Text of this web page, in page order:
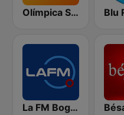
Olímpica Stereo - Medellín 104.9 FM Blu
La FM Bogotá